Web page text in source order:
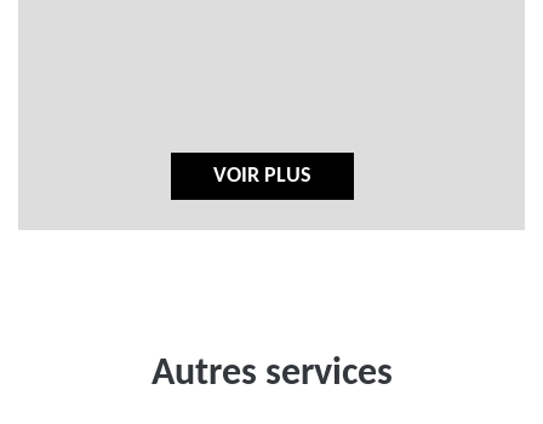
VOIR PLUS
Autres services